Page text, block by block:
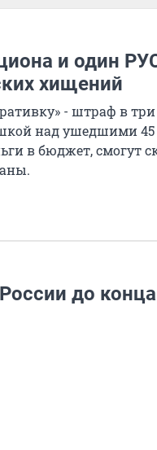
и один
хищений
- штраф в
над ушедшими 45
в бюджет, смогут
до конца